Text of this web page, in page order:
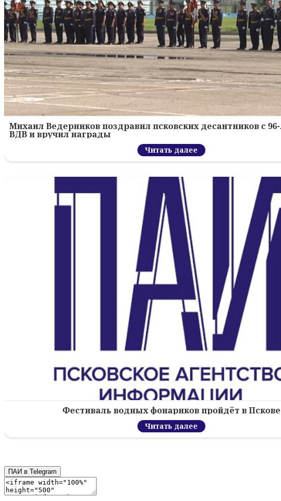
Михаил Ведерников поздравил псковских десантников с
ВДВ и вручил награды
Читать далее
Фестиваль водных фонариков пройдёт в Пскове
Читать далее
ПАИ в Telegram